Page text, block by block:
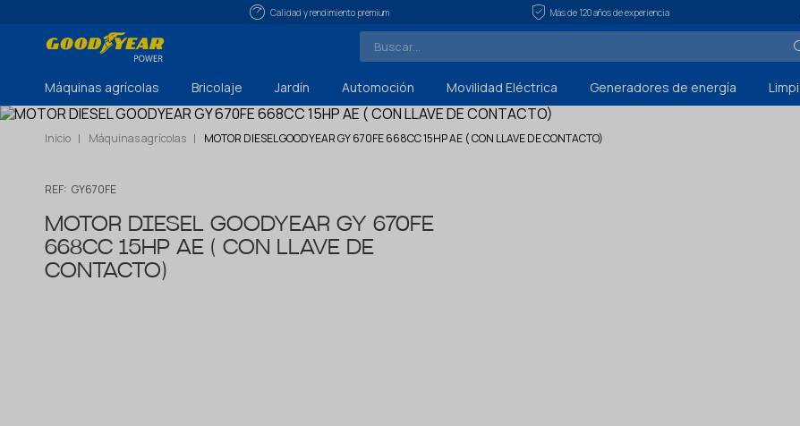
Calidad y rendimiento premium Más de 120 años de experiencia
Máquinas agrícolas Bricolaje Jardín Automoción Movilidad Eléctrica Generadores de energía
Inicio Máquinas agrícolas MOTOR DIESEL GOODYEAR GY 670FE 668CC 15HP AE ( CON LLAVE DE CONTACTO)
REF: GY670FE
MOTOR DIESEL GOODYEAR GY 670FE
668CC 15HP AE ( CON LLAVE DE
CONTACTO)